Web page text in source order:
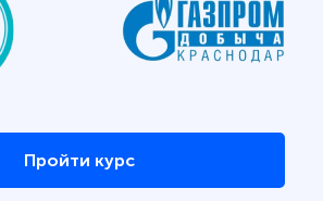
Пройти курс